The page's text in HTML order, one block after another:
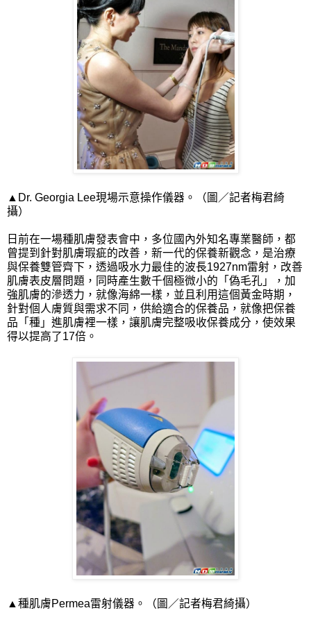
▲Dr. Georgia Lee現場示意操作儀器。（圖／記者梅君綺
攝）
日前在一場種肌膚發表會中，多位國內外知名專業醫師，都
曾提到針對肌膚瑕疵的改善，新一代的保養新觀念，是治療
與保養雙管齊下，透過吸水力最佳的波長1927nm雷射，改善
肌膚表皮層問題，同時產生數千個極微小的「偽毛孔」，加
強肌膚的滲透力，就像海綿一樣，並且利用這個黃金時期，
針對個人膚質與需求不同，供給適合的保養品，就像把保養
品「種」進肌膚裡一樣，讓肌膚完整吸收保養成分，使效果
得以提高了17倍。
▲種肌膚Permea雷射儀器。（圖／記者梅君綺攝）